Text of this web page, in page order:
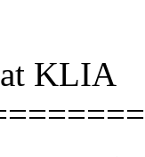
KLIA